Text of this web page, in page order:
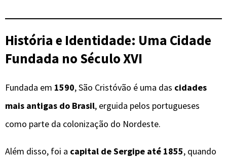
História e Identidade: Uma Cidade
Fundada no Século XVI
Fundada em 1590, São Cristóvão é uma das cidades
mais antigas do Brasil, erguida pelos portugueses
como parte da colonização do Nordeste.
Além disso, foi a capital de Sergipe até 1855, quando